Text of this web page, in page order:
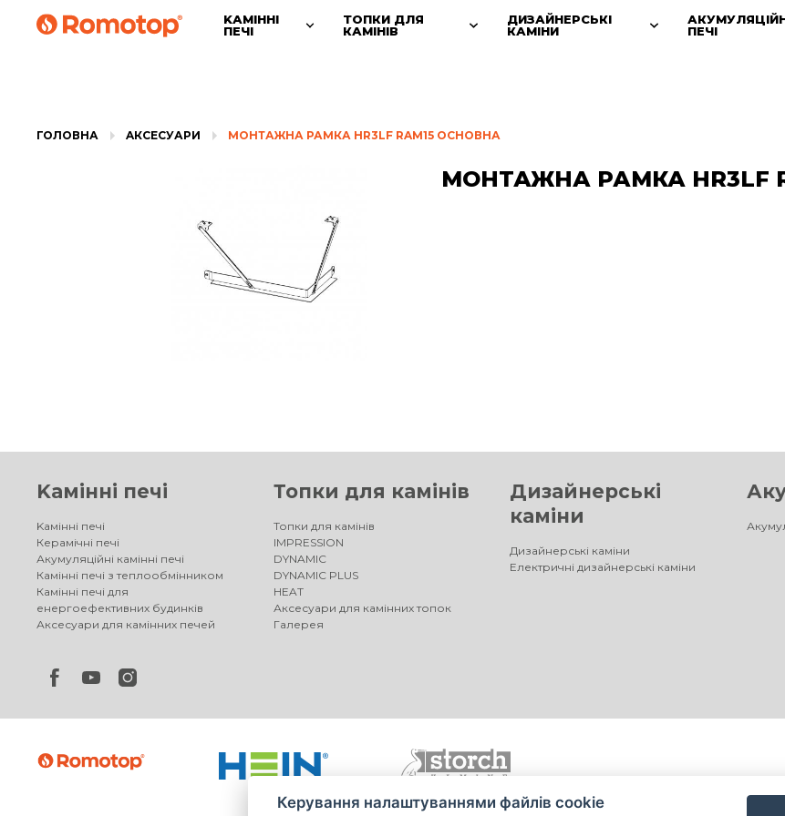
KАМІННІ
ПЕЧІ
ТОПКИ ДЛЯ
КАМІНІВ
ДИЗАЙНЕРСЬКІ
КАМІНИ
ПЕЧІ
ГОЛОВНА AКСЕСУАРИ МОНТАЖНА РАМКА HR3LF RAM15 ОСНОВНА
МОНТАЖНА РАМКА HR3LF
Kамінні печі
Kамінні печі
Керамічні печі
Акумуляційні камінні печі
Камінні печі з теплообмінником
Камінні печі для
енергоефективних будинків
Аксесуари для камінних печей
Топки для камінів
Топки для камінів
IMPRESSION
DYNAMIC
DYNAMIC PLUS
HEAT
Аксесуари для камінних топок
Галерея
Дизайнерські
каміни
Дизайнерські каміни
Електричні дизайнерські каміни
Керування налаштуваннями файлів cookie